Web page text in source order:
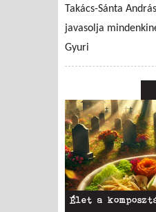
Takács-Sánta
javasolja
Gyuri
Élet a